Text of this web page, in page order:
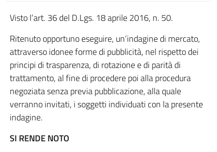
Visto l’art. 36 del D.Lgs. 18 aprile 2016, n. 50.
Ritenuto opportuno eseguire, un’indagine di mercato,
attraverso idonee forme di pubblicità, nel rispetto dei
principi di trasparenza, di rotazione e di parità di
trattamento, al fine di procedere poi alla procedura
negoziata senza previa pubblicazione, alla quale
verranno invitati, i soggetti individuati con la presente
indagine.
SI RENDE NOTO